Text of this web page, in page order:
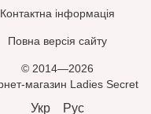
Контактна інформація
Повна версія сайту
© 2014—2026
магазин Ladies Secret
Укр Рус